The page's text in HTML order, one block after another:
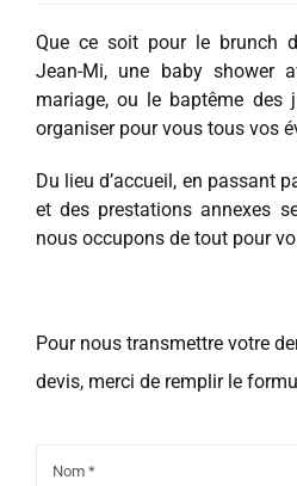
Que ce soit pour le brunch
Jean-Mi, une baby shower
mariage, ou le baptême des
organiser pour vous tous vos
Du lieu d’accueil, en passant
et des prestations annexes
nous occupons de tout pour
Pour nous transmettre votre
devis, merci de remplir le